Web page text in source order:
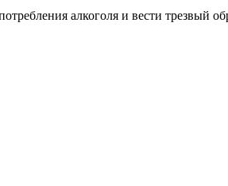
алкоголя и вести трезвый